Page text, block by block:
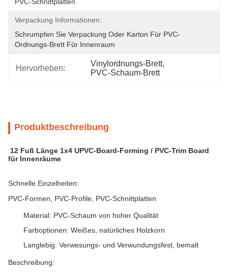
Verpackung Informationen:
Schrumpfen Sie Verpackung Oder Karton Für PVC-
Ordnungs-Brett Für Innenraum
Hervorheben:
Vinylordnungs-Brett,
PVC-Schaum-Brett
Produktbeschreibung
12 Fuß Länge 1x4 UPVC-Board-Forming / PVC-Trim Board
für Innenräume
Schnelle Einzelheiten:
PVC-Formen, PVC-Profile, PVC-Schnittplatten
Material: PVC-Schaum von hoher Qualität
Farboptionen: Weißes, natürliches Holzkorn
Langlebig: Verwesungs- und Verwundungsfest, bemalt
Beschreibung: